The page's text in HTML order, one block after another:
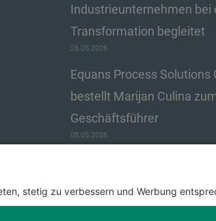
Industrieunternehmen bei
Transformation begleitet
26.05.2026
Equans Process Solutions
bestellt Marijan Culina
Geschäftsführer
08.05.2026